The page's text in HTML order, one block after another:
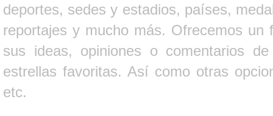
deportes, sedes y estadios, países,
reportajes y mucho más. Ofrecemos un
sus ideas, opiniones o comentarios
estrellas favoritas. Así como otras
etc.